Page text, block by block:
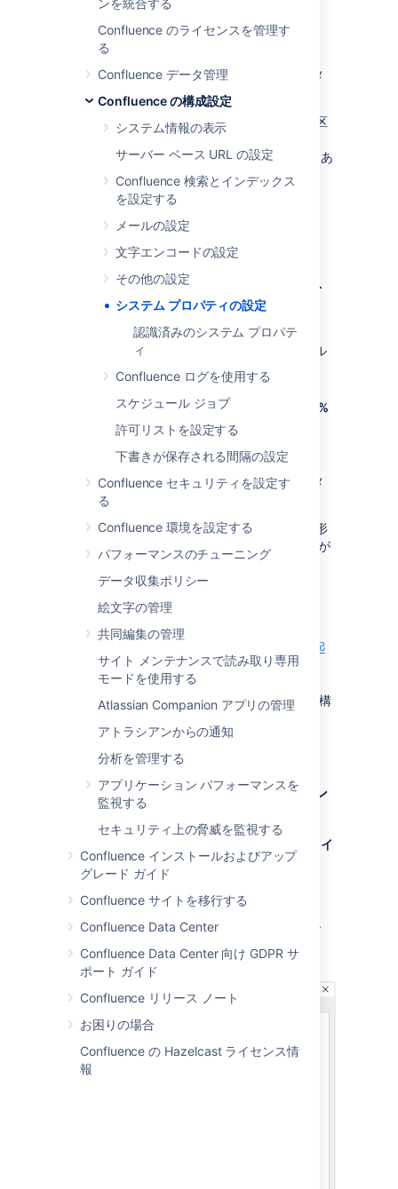
ンを統合する
Confluence のライセンスを管理す
る
Confluence データ管理
Confluence の構成設定
システム情報の表示
サーバー ベース URL の設定
Confluence 検索とインデックス
を設定する
メールの設定
文字エンコードの設定
その他の設定
システム プロパティの設定
認識済みのシステム プロパテ
ィ
Confluence ログを使用する
スケジュール ジョブ
許可リストを設定する
下書きが保存される間隔の設定
Confluence セキュリティを設定す
る
Confluence 環境を設定する
パフォーマンスのチューニング
データ収集ポリシー
絵文字の管理
共同編集の管理
サイト メンテナンスで読み取り専用
モードを使用する
Atlassian Companion アプリの管理
アトラシアンからの通知
分析を管理する
アプリケーション パフォーマンスを
監視する
セキュリティ上の脅威を監視する
Confluence インストールおよびアップ
グレード ガイド
Confluence サイトを移行する
Confluence Data Center
Confluence Data Center 向け GDPR サ
ポート ガイド
Confluence リリース ノート
お困りの場合
Confluence の Hazelcast ライセンス情
報
(Confluence 5.5 以前の場合は
JAVA_OPTS= )
認識済みのシステム プロパティ
のパラメ
ーター一覧を参照してください。
引用内部では、各パラメーターをスペース区
切りのリスト形式で追加します。
${CATALINA_OPTS}" の文字列が所定の位置にあ
ることを確認します。
Windows (.batファイルから
起動)
.bat ファイルから起動する Windows インスト
ールでシステム プロパティを設定する方法
<installation-
directory>/bin/setenv.bat
ファイル
を編集します。
CATALINA_OPTS=%CATALINA_OPTS%
というセクションを見つけます。
JAVA_OPTS=%JAVA_OPTS% です。)
認識済みのシステム プロパティのパラメ
ーター一覧を参照してください。
すべてのパラメーターはスペース区切りの形
で追加します。%CATALINA_OPTS% の文字列が
所定の位置にあることを確認します。
Windows サービス
Confluence を Windows サービスとして自動起
動する
場合、コマンド ラインまたは
Windows レジストリでシステム プロパティを構
Windows サービスのプロパティをコマン
ド ラインから設定
Windows サービスのプロパティをコマンドライ
ンから設定する方法
Confluence のサービス名を特定します
([コントロール パネル
] >